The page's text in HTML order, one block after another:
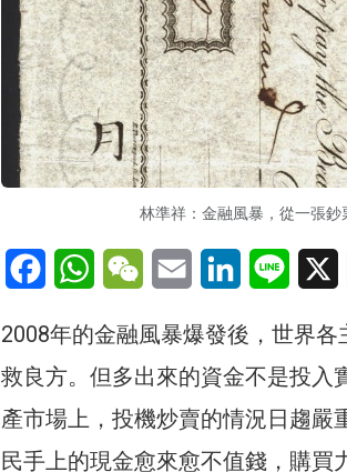
林準祥：金融風暴，從一張鈔
FacebookWhatsAppWeChatEmail LinkedInLine
2008年的金融風暴爆發後，世界
救良方。但多出來的資金不是投入
產市場上，投機炒賣的情況日趨嚴
民手上的現金愈來愈不值錢，購買